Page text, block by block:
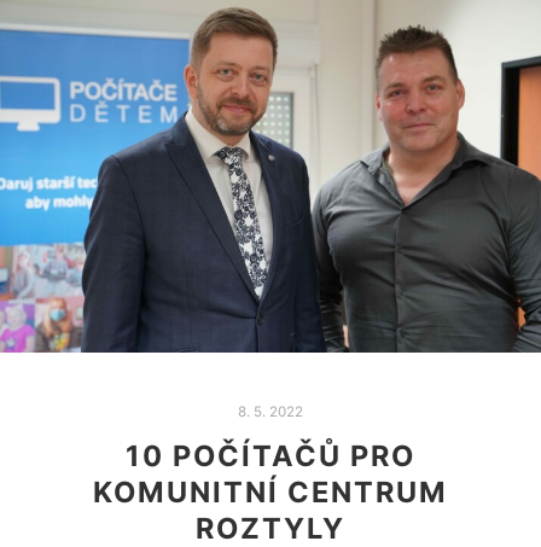
8. 5. 2022
10 POČÍTAČŮ PRO
KOMUNITNÍ CENTRUM
ROZTYLY